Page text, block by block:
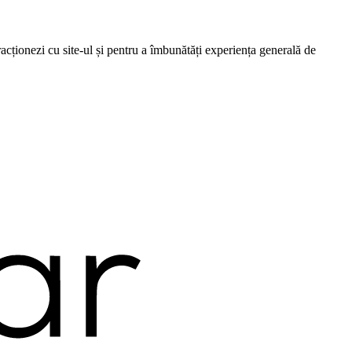
cu site-ul și pentru a îmbunătăți experiența generală de